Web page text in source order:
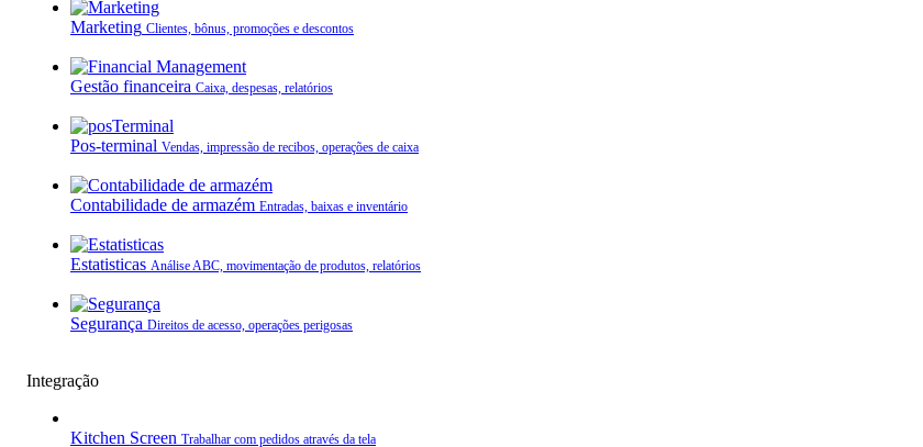
Marketing Clientes, bônus, promoções e descontos
Gestão financeira Caixa, despesas, relatórios
Pos-terminal Vendas, impressão de recibos, operações de caixa
Contabilidade de armazém Entradas, baixas e inventário
Estatisticas Análise ABC, movimentação de produtos, relatórios
Segurança Direitos de acesso, operações perigosas
Integração
Kitchen Screen Trabalhar com pedidos através da tela